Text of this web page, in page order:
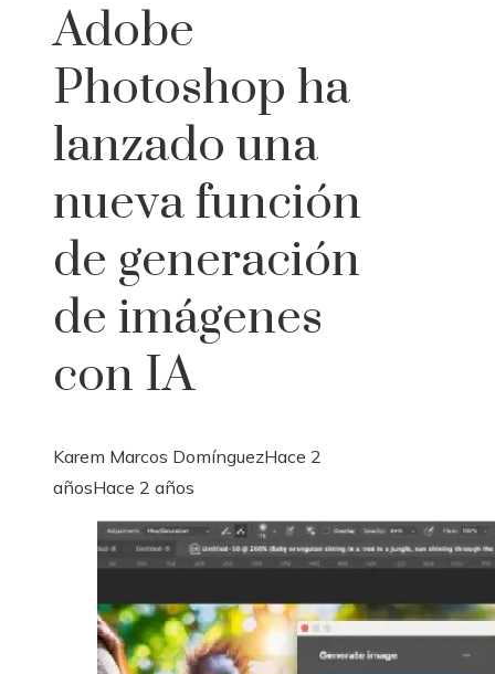
Adobe
Photoshop ha
lanzado una
nueva función
de generación
de imágenes
con IA
Karem Marcos DomínguezHace 2
añosHace 2 años